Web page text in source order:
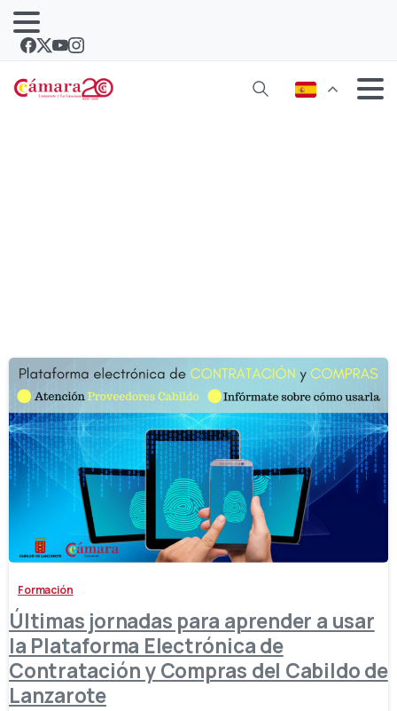
Formación
Últimas jornadas para aprender a usar
la Plataforma Electrónica de
Contratación y Compras del Cabildo de
Lanzarote